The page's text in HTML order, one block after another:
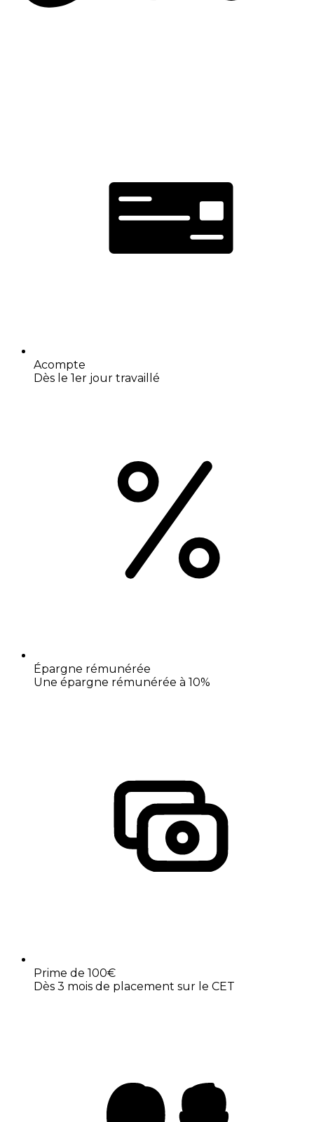
Acompte
Dès le 1er jour travaillé
Épargne rémunérée
Une épargne rémunérée à 10%
Prime de 100€
Dès 3 mois de placement sur le CET